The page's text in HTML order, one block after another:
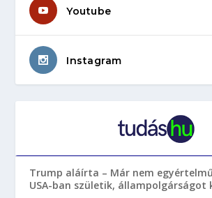
Youtube
Instagram
Trump aláírta – Már nem
USA-ban születik, állampolgárságot